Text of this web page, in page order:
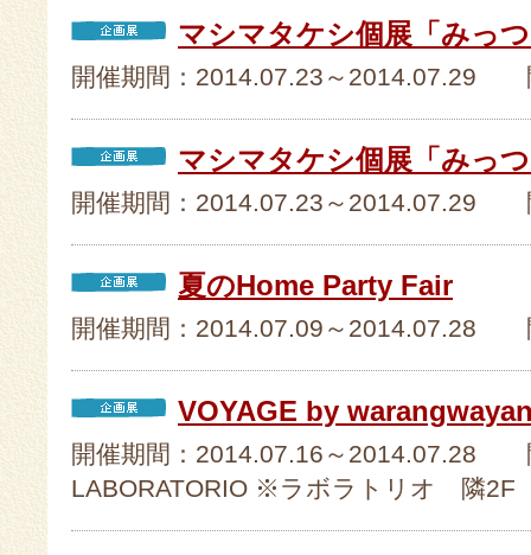
マシマタケシ個展「みっ
開催期間：2014.07.23～2014.07.29
マシマタケシ個展「みっ
開催期間：2014.07.23～2014.07.29
夏のHome Party Fair
開催期間：2014.07.09～2014.07.28
VOYAGE by
開催期間：2014.07.16～2014.07.28
LABORATORIO ※ラボラトリオ 隣2F